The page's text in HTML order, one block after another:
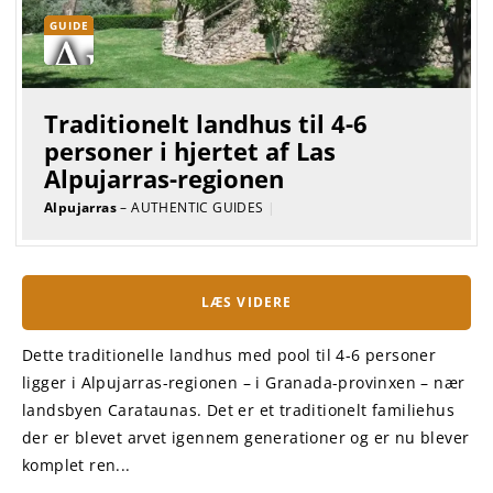
GUIDE
Traditionelt landhus til 4-6
personer i hjertet af Las
Alpujarras-regionen
Alpujarras– AUTHENTIC GUIDES |
LÆS VIDERE
Dette traditionelle landhus med pool til 4-6 personer
ligger i Alpujarras-regionen – i Granada-provinxen – nær
landsbyen Carataunas. Det er et traditionelt familiehus
der er blevet arvet igennem generationer og er nu blever
komplet ren...